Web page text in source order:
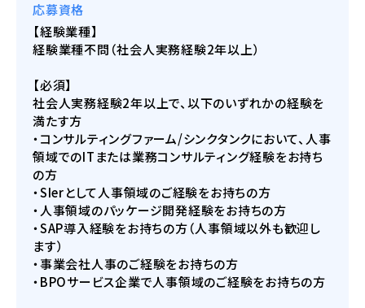
応募資格
【経験業種】
経験業種不問（社会人実務経験2年以上）
【必須】
社会人実務経験2年以上で、以下のいずれかの経験を
満たす方
・コンサルティングファーム/シンクタンクにおいて、人事
領域でのITまたは業務コンサルティング経験をお持ち
の方
・SIerとして人事領域のご経験をお持ちの方
・人事領域のパッケージ開発経験をお持ちの方
・SAP導入経験をお持ちの方（人事領域以外も歓迎し
ます）
・事業会社人事のご経験をお持ちの方
・BPOサービス企業で人事領域のご経験をお持ちの方